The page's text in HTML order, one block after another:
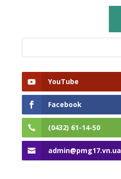
YouTube
Facebook
(0432) 61-14-50
admin@pmg17.vn.ua